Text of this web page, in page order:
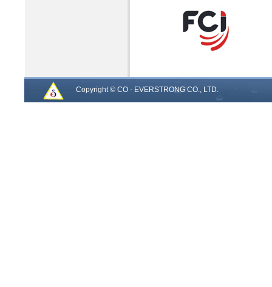
Copyright © CO - EVERSTRONG CO., LTD.